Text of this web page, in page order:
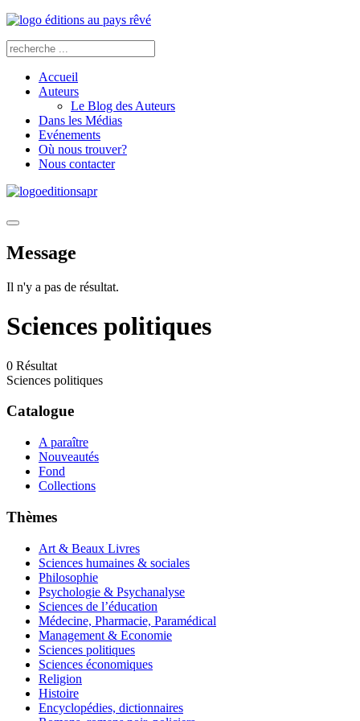
Accueil
Auteurs
Le Blog des Auteurs
Dans les Médias
Evénements
Où nous trouver?
Nous contacter
Message
Il n'y a pas de résultat.
Sciences politiques
0 Résultat
Sciences politiques
Catalogue
A paraître
Nouveautés
Fond
Collections
Thèmes
Art & Beaux Livres
Sciences humaines & sociales
Philosophie
Psychologie & Psychanalyse
Sciences de l’éducation
Médecine, Pharmacie, Paramédical
Management & Economie
Sciences politiques
Sciences économiques
Religion
Histoire
Encyclopédies, dictionnaires